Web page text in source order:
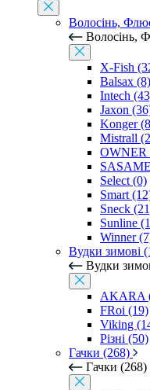
Волосінь,
Волосінь,
X-Fish
Balsax (8)
Intech
Jaxon
Konger
Mistrall
OWNER
Select (0)
Smart
Sneck
Sunline
Winner
Вудки зимові
Вудки
AKARA
FRoi (19)
Viking
Різні (50)
Гачки (268)
Гачки (268)